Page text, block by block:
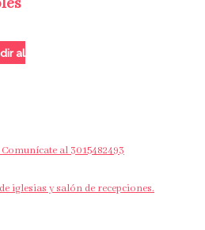
al
al 3015482493
iglesias y salón de recepciones.